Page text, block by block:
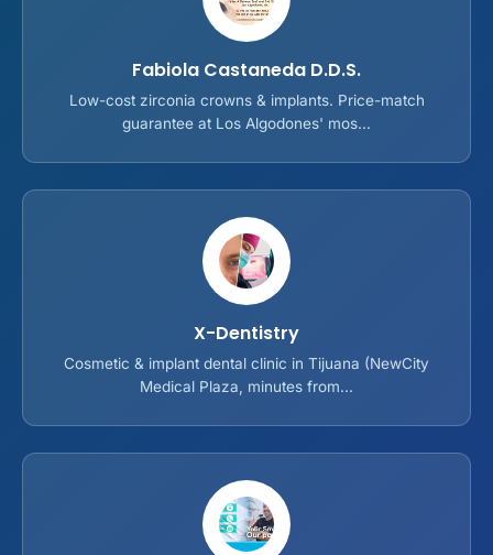
Fabiola Castaneda D.D.S.
Low-cost zirconia crowns & implants. Price-match
guarantee at Los Algodones' mos...
X-Dentistry
Cosmetic & implant dental clinic in Tijuana (NewCity
Medical Plaza, minutes from...